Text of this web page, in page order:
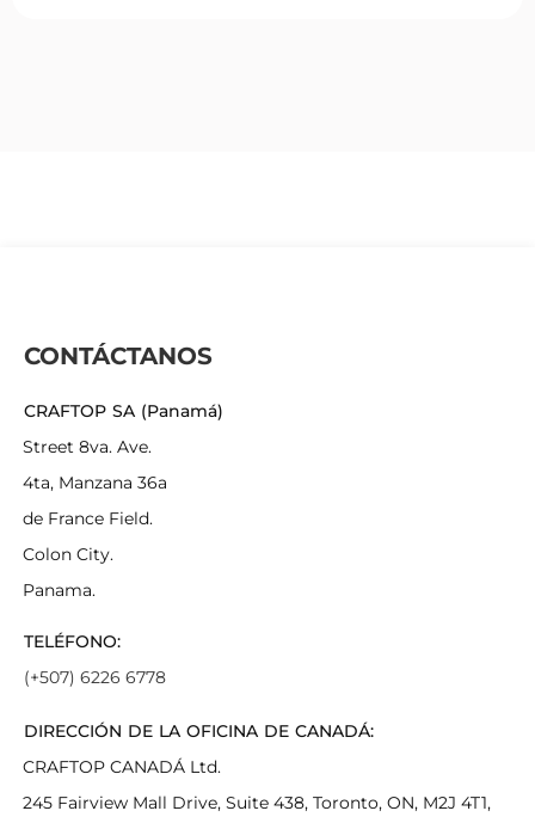
CONTÁCTANOS
CRAFTOP SA (Panamá)
Street 8va. Ave.
4ta, Manzana 36a
de France Field.
Colon City.
Panama.
TELÉFONO:
(+507) 6226 6778
DIRECCIÓN DE LA OFICINA DE CANADÁ:
CRAFTOP CANADÁ Ltd.
245 Fairview Mall Drive, Suite 438, Toronto, ON, M2J 4T1,